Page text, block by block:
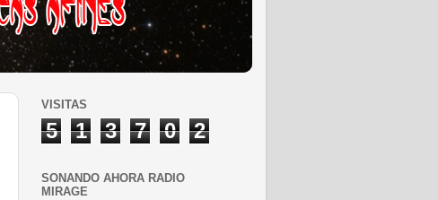
VISITAS
5 1 3 7 0 2
SONANDO AHORA RADIO
MIRAGE